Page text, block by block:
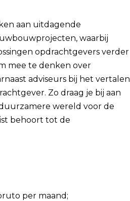
aan uitdagende
waarbij
opdrachtgevers verder
mee te denken over
adviseurs bij het vertalen
Zo draag je bij aan
wereld voor de
behoort tot de
per maand;